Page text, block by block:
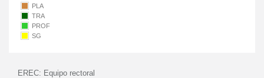
PLA
TRA
PROF
SG
EREC: Equipo rectoral